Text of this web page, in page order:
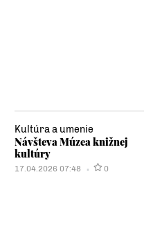
Kultúra a umenie
Návšteva Múzea knižnej
kultúry
17.04.2026 07:48 0